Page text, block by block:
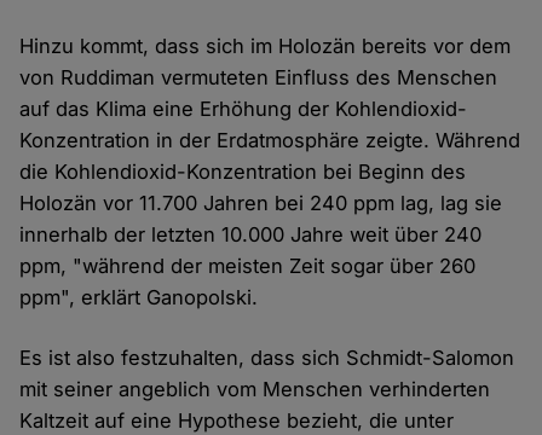
Hinzu kommt, dass sich im Holozän bereits vor dem
von Ruddiman vermuteten Einfluss des Menschen
auf das Klima eine Erhöhung der Kohlendioxid-
Konzentration in der Erdatmosphäre zeigte. Während
die Kohlendioxid-Konzentration bei Beginn des
Holozän vor 11.700 Jahren bei 240 ppm lag, lag sie
innerhalb der letzten 10.000 Jahre weit über 240
ppm, "während der meisten Zeit sogar über 260
ppm", erklärt Ganopolski.
Es ist also festzuhalten, dass sich Schmidt-Salomon
mit seiner angeblich vom Menschen verhinderten
Kaltzeit auf eine Hypothese bezieht, die unter